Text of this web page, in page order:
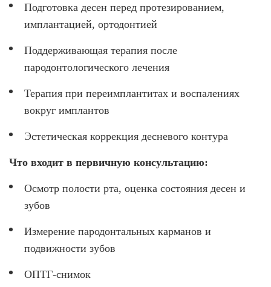
Подготовка десен перед протезированием,
имплантацией, ортодонтией
Поддерживающая терапия после
пародонтологического лечения
Терапия при переимплантитах и воспалениях
вокруг имплантов
Эстетическая коррекция десневого контура
Что входит в первичную консультацию:
Осмотр полости рта, оценка состояния десен и
зубов
Измерение пародонтальных карманов и
подвижности зубов
ОПТГ-снимок